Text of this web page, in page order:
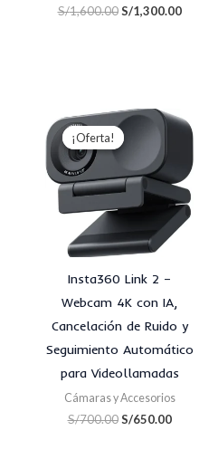
S/1,600.00 S/1,300.00
¡Oferta!
¡Oferta!
Insta360 Link 2 –
Webcam 4K con IA,
Cancelación de Ruido y
Seguimiento Automático
para Videollamadas
Cámaras y Accesorios
S/700.00
El
precio
original
S/700.00.
S/650.00
El
precio
S/650.00.